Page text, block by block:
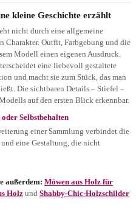
kleine Geschichte erzählt
nicht durch eine allgemeine
Charakter. Outfit, Farbgebung und die
Modell einen eigenen Ausdruck.
eine liebevoll gestaltete
und macht sie zum Stück, das man
Die sichtbaren Details – Stiefel –
auf den ersten Blick erkennbar.
Selbstbehalten
einer Sammlung verbindet die
eine Gestaltung, die nicht
außerdem: Möwen aus Holz für
Holz und Shabby-Chic-Holzschilder